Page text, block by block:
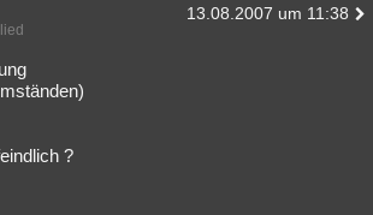
Mystery Kriminalfälle
13.08.2007 um 11:38
?